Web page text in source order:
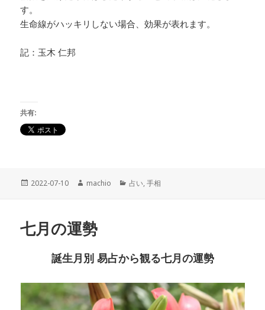
す。
生命線がハッキリしない場合、効果が表れます。
記：玉木 仁邦
共有:
投
2022-07-10
作
machio
カ
占い,手相
七月の運勢
誕生月別 易占から観る七月の運勢